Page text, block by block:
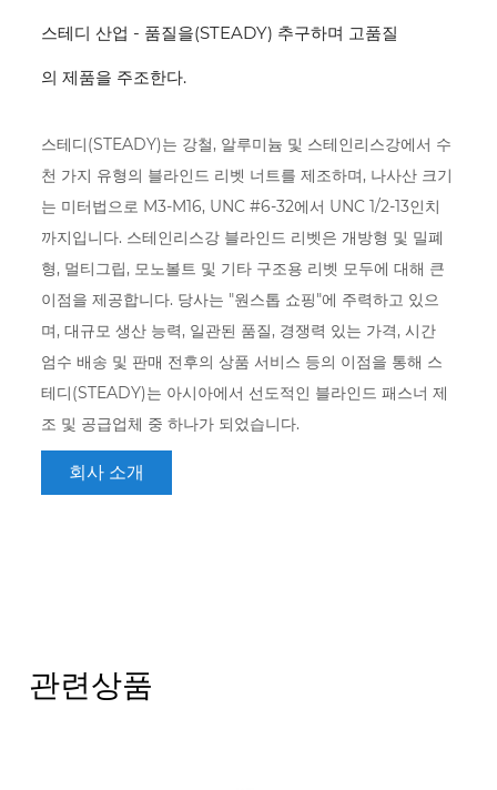
스테디 산업 - 품질을(STEADY) 추구하며 고품질
의 제품을 주조한다.
스테디(STEADY)는 강철, 알루미늄 및 스테인리스강에서 수
천 가지 유형의 블라인드 리벳 너트를 제조하며, 나사산 크기
는 미터법으로 M3-M16, UNC #6-32에서 UNC 1/2-13인치
까지입니다. 스테인리스강 블라인드 리벳은 개방형 및 밀폐
형, 멀티그립, 모노볼트 및 기타 구조용 리벳 모두에 대해 큰
이점을 제공합니다. 당사는 "원스톱 쇼핑"에 주력하고 있으
며, 대규모 생산 능력, 일관된 품질, 경쟁력 있는 가격, 시간
엄수 배송 및 판매 전후의 상품 서비스 등의 이점을 통해 스
테디(STEADY)는 아시아에서 선도적인 블라인드 패스너 제
조 및 공급업체 중 하나가 되었습니다.
회사 소개
관련상품